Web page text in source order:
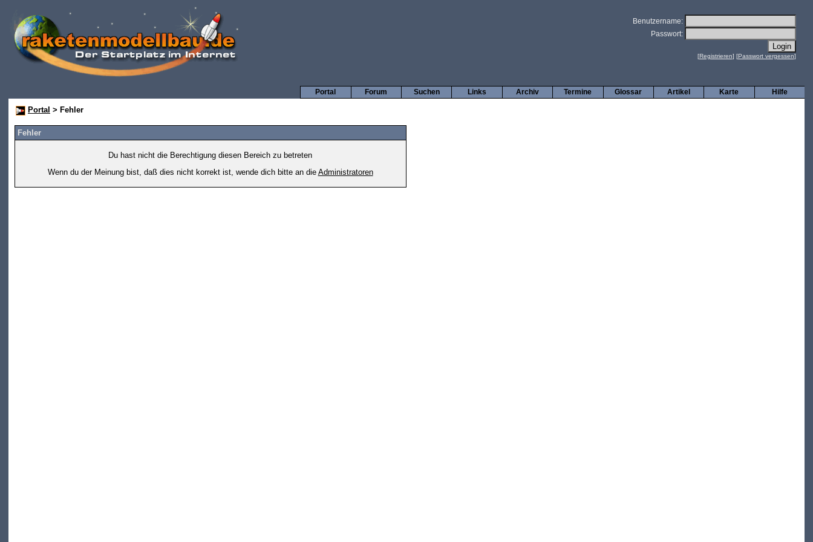
Benutzername:
Passwort:
[Registrieren] [Passwort vergessen]
Hilfe
Karte
Artikel
Glossar
Termine
Archiv
Links
Suchen
Forum
Portal
Portal > Fehler
Fehler
Du hast nicht die Berechtigung diesen Bereich zu betreten
Wenn du der Meinung bist, daß dies nicht korrekt ist, wende dich bitte an die Administratoren